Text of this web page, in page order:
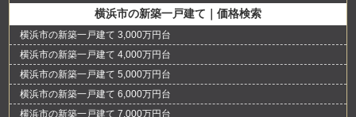
横浜市の新築一戸建て｜価格検索
横浜市の新築一戸建て 3,000万円台
横浜市の新築一戸建て 4,000万円台
横浜市の新築一戸建て 5,000万円台
横浜市の新築一戸建て 6,000万円台
横浜市の新築一戸建て 7,000万円台